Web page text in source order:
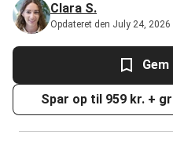
Clara S.
Opdateret den July 24, 2026
Gem
Spar op til 959 kr. +